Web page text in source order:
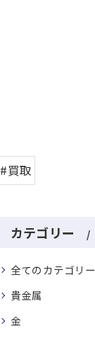
#買取
カテゴリー
全てのカテゴリー
貴金属
金